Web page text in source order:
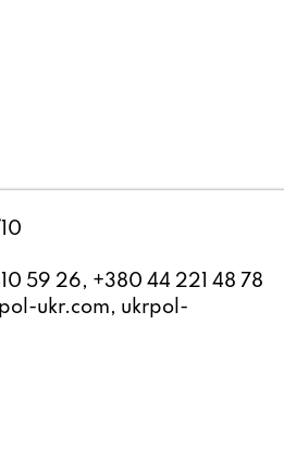
59 26, +380 44 221 48 78
ukr.com, ukrpol-